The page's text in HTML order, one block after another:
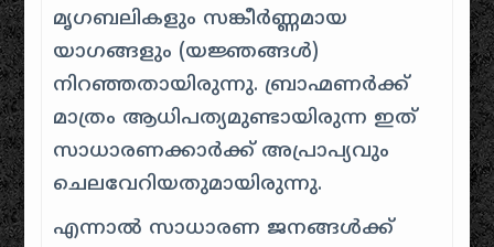
മൃഗബലികളും സങ്കീർണ്ണമായ
യാഗങ്ങളും (യജ്ഞങ്ങൾ)
നിറഞ്ഞതായിരുന്നു. ബ്രാഹ്മണർക്ക്
മാത്രം ആധിപത്യമുണ്ടായിരുന്ന ഇത്
സാധാരണക്കാർക്ക് അപ്രാപ്യവും
ചെലവേറിയതുമായിരുന്നു.
എന്നാൽ സാധാരണ ജനങ്ങൾക്ക്